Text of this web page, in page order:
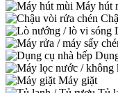
Máy hút
Máy giặt